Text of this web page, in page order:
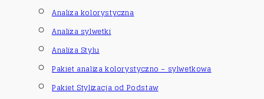
Analiza kolorystyczna
Analiza sylwetki
Analiza Stylu
Pakiet analiza kolorystyczno – sylwetkowa
Pakiet Stylizacja od Podstaw